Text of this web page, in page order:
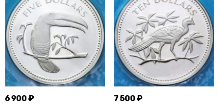
6 900 ₽ 7 500 ₽